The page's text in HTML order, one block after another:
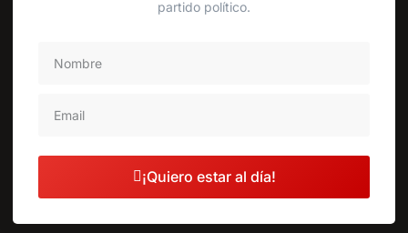
partido político.
¡Quiero estar al día!